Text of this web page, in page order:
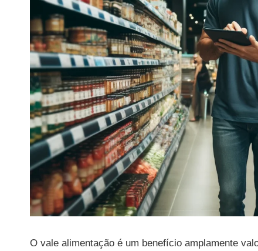
O vale alimentação é um benefício amplamente